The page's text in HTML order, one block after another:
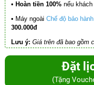
• Hoàn tiền 100% nếu
• Máy ngoài Chế độ bảo hành
300.000đ
Lưu ý: Giá trên đã bao gồm
Đặt
(Tặng